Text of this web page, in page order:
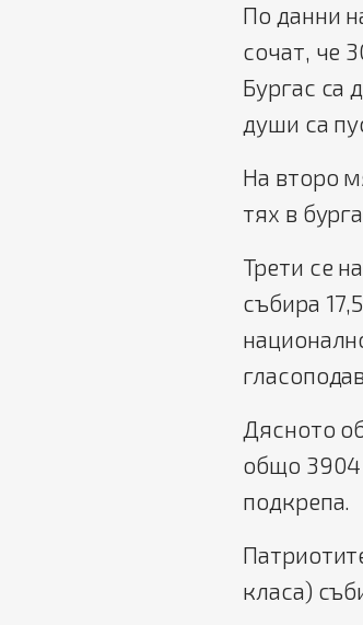
По данни
сочат, че
Бургас са
души са
На второ
тях в
Трети се
събира
Дясното
общо 3904
подкрепа.
класа)